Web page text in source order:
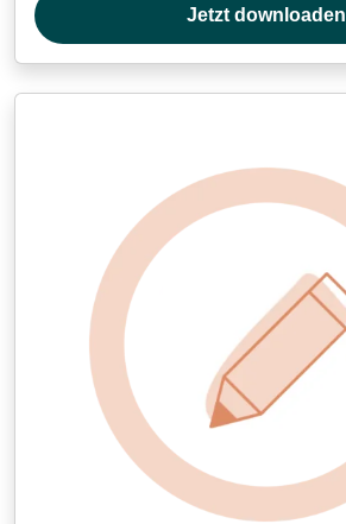
Jetzt downloaden